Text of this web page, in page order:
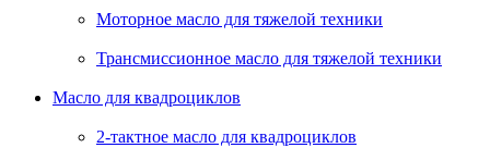
Моторное масло для тяжелой техники
Трансмиссионное масло для тяжелой техники
Масло для квадроциклов
2-тактное масло для квадроциклов